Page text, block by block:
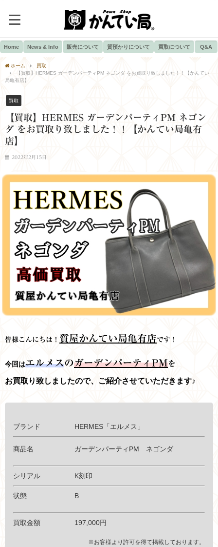
Home News & Info 販売について 質預かりについて 買取について Q&A
ホーム
買取
【買取】HERMES ガーデンパーティPM ネゴンダ をお買取り致しました！！【かんてい
局亀有店】
買取
【買取】HERMES ガーデンパーティPM ネゴン
ダ をお買取り致しました！！【かんてい局亀有
店】
2022年2月15日
皆様こんにちは！ 質屋かんてい局亀有店です！
今回はエルメスのガーデンパーティPMを
お買取り致しましたので、ご紹介させていただきます♪
ブランド HERMES「エルメス」
商品名 ガーデンパーティPM ネゴンダ
シリアル K刻印
状態 B
買取金額 197 ,000円
※お客様より許可を得て掲載しております。